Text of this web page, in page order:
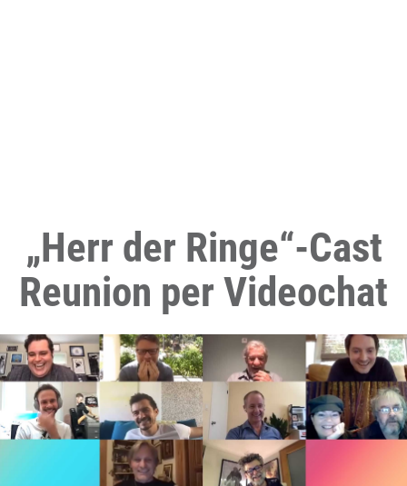
„Herr der Ringe“-Cast
Reunion per Videochat